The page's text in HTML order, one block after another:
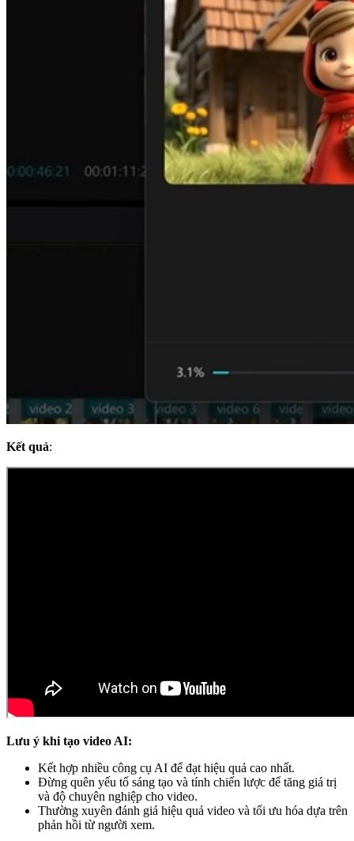
Kết quả:
Lưu ý khi tạo video AI:
Kết hợp nhiều công cụ AI để đạt hiệu quả cao nhất.
Đừng quên yếu tố sáng tạo và tính chiến lược để tăng giá trị
và độ chuyên nghiệp cho video.
Thường xuyên đánh giá hiệu quả video và tối ưu hóa dựa trên
phản hồi từ người xem.